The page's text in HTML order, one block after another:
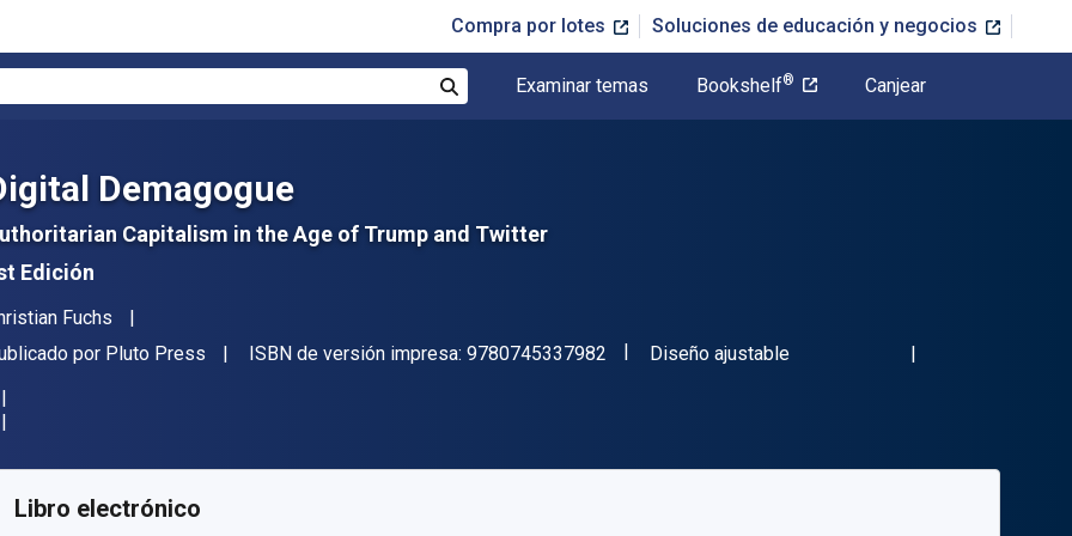
Compra por lotes Soluciones de educación y negocios
Examinar temas Bookshelf® Canjear
Demagogue
Capitalism in the Age of Trump and Twitter
Edición
Fuchs
por Pluto Press ISBN de versión impresa: 9780745337982 "ISBN-13 9780745337982"
Formato
Diseño ajustable
Libro electrónico